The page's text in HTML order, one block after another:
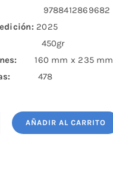
9788412869682
2025
450gr
160 mm x 235 mm
478
AÑADIR AL CARRITO